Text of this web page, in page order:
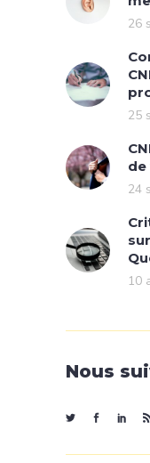
26
25
de
24
10
Nous